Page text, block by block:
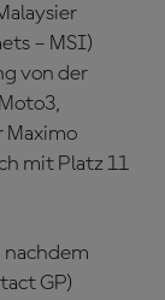
– MSI)
von der
Maximo
mit Platz 11
nachdem
GP)